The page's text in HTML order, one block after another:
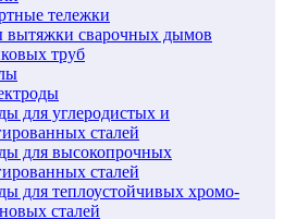
тележки
вытяжки сварочных дымов
труб
для углеродистых и
сталей
для высокопрочных
сталей
для теплоустойчивых хромо-
сталей